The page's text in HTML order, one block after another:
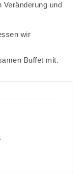
und
wir
Buffet mit.